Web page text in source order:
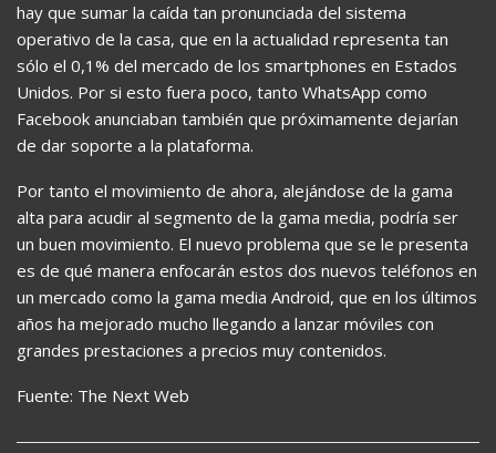
hay que sumar la caída tan pronunciada del sistema
operativo de la casa, que en la actualidad representa tan
sólo el 0,1% del mercado de los smartphones en Estados
Unidos. Por si esto fuera poco, tanto WhatsApp como
Facebook anunciaban también que próximamente dejarían
de dar soporte a la plataforma.
Por tanto el movimiento de ahora, alejándose de la gama
alta para acudir al segmento de la gama media, podría ser
un buen movimiento. El nuevo problema que se le presenta
es de qué manera enfocarán estos dos nuevos teléfonos en
un mercado como la gama media Android, que en los últimos
años ha mejorado mucho llegando a lanzar móviles con
grandes prestaciones a precios muy contenidos.
Fuente: The Next Web